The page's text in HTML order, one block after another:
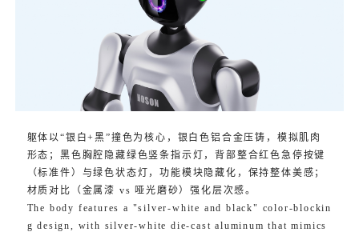
躯体以“银白+黑”撞色为核心，银白色铝合金压铸，模拟肌肉
形态；黑色胸腔隐藏绿色竖条指示灯，背部整合红色急停按键
（标准件）与绿色状态灯，功能模块隐藏化，保持整体美感；
材质对比（金属漆 vs 哑光磨砂）强化层次感。
The body features a "silver-white and black" color-blockin
g design, with silver-white die-cast aluminum that mimics